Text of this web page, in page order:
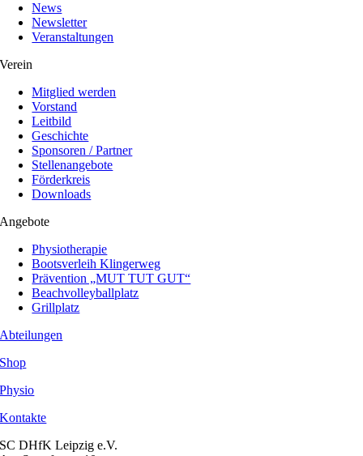
News
Newsletter
Veranstaltungen
Verein
Mitglied werden
Vorstand
Leitbild
Geschichte
Sponsoren / Partner
Stellenangebote
Förderkreis
Downloads
Angebote
Physiotherapie
Bootsverleih Klingerweg
Prävention „MUT TUT GUT“
Beachvolleyballplatz
Grillplatz
Abteilungen
Shop
Physio
Kontakte
SC DHfK Leipzig e.V.